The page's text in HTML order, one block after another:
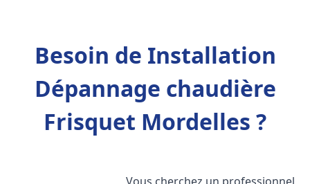
Besoin de Installation
Dépannage chaudière
Frisquet Mordelles ?